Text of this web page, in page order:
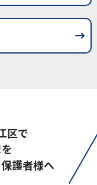
区で
護者様へ